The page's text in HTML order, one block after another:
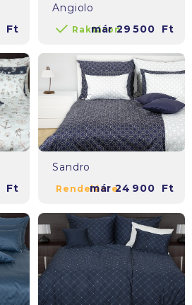
Ft
Angiolo
Raktáron
már29 500 Ft
Ft
Sandro
Rendelésre
már24 900 Ft